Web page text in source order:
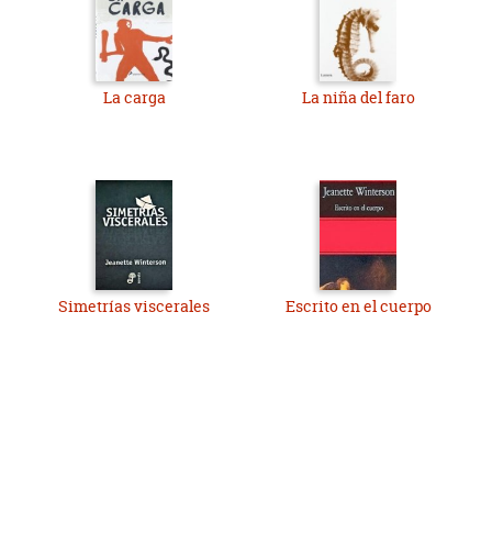
La carga La niña del faro
Simetrías viscerales Escrito en el cuerpo